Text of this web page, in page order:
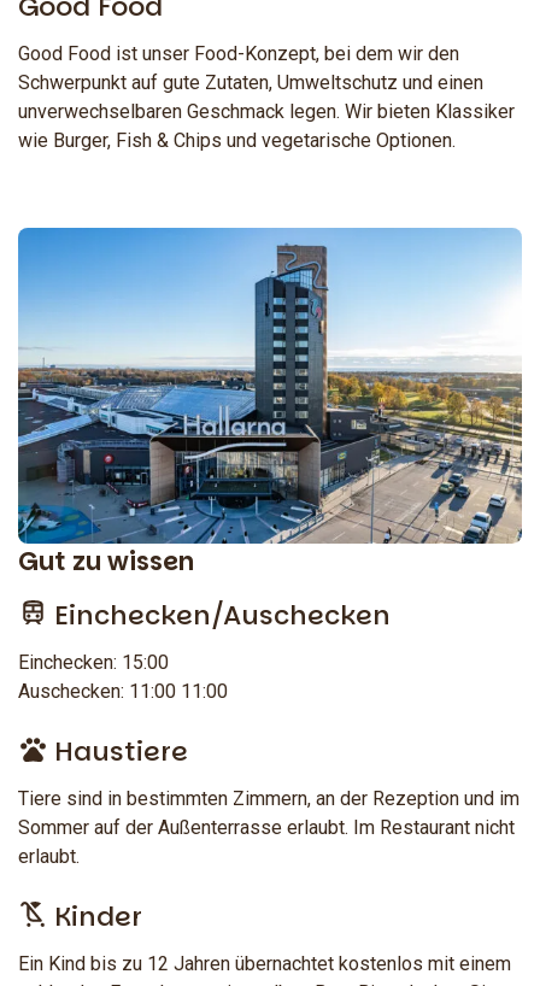
Good Food ist unser Food-Konzept, bei dem wir den
Schwerpunkt auf gute Zutaten, Umweltschutz und einen
unverwechselbaren Geschmack legen. Wir bieten Klassiker
wie Burger, Fish & Chips und vegetarische Optionen.
Gut zu wissen
Einchecken/Auschecken
Einchecken: 15:00
Auschecken: 11:00 11:00
Haustiere
Tiere sind in bestimmten Zimmern, an der Rezeption und im
Sommer auf der Außenterrasse erlaubt. Im Restaurant nicht
erlaubt.
Kinder
Ein Kind bis zu 12 Jahren übernachtet kostenlos mit einem